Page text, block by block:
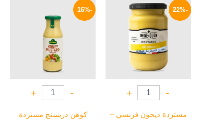
-22%
-
+
مستردة ديجون فرنسي –
الأصلي
هو:
الحالي
هو:
195 EGP.
-16%
-
+
كوهن دريسنج مستردة
هو:
250 EGP.